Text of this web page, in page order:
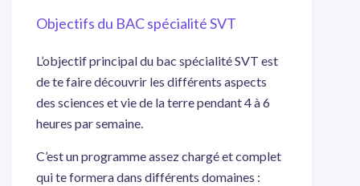
Objectifs du BAC spécialité SVT
L’objectif principal du bac spécialité SVT est
de te faire découvrir les différents aspects
des sciences et vie de la terre pendant 4 à 6
heures par semaine.
C’est un programme assez chargé et complet
qui te formera dans différents domaines :